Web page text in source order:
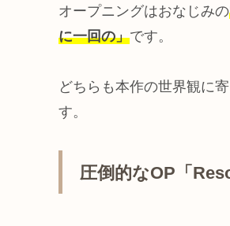
オープニングはおなじみの
に一回の」です。
どちらも本作の世界観に
す。
圧倒的なOP「